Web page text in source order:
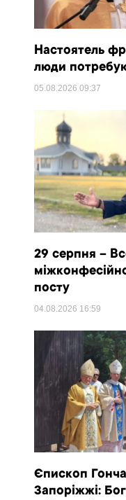
Настоятель
люди
05.08.202609:37
29 серпня –
посту
04.08.2026 16:59
Єпископ
Запоріжжі: